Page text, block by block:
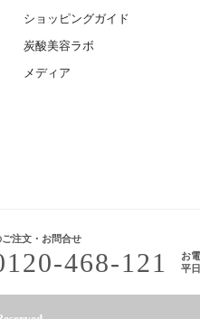
ショッピングガイド
炭酸美容ラボ
メディア
注文・お問合せ
468-121
お
平